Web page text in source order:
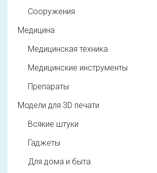
Сооружения
Медицина
Медицинская техника
Медицинские инструменты
Препараты
Модели для 3D печати
Всякие штуки
Гаджеты
Для дома и быта